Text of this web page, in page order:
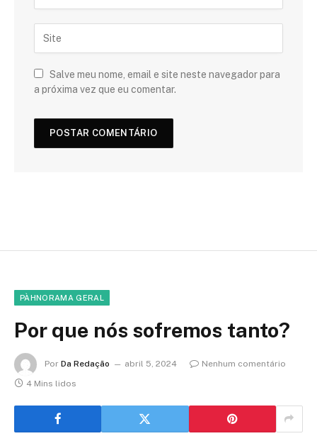
Salve meu nome, email e site neste navegador para
a próxima vez que eu comentar.
PÀHNORAMA GERAL
Por que nós sofremos tanto?
Por Da Redação abril 5, 2024
Nenhum comentário
4 Mins lidos